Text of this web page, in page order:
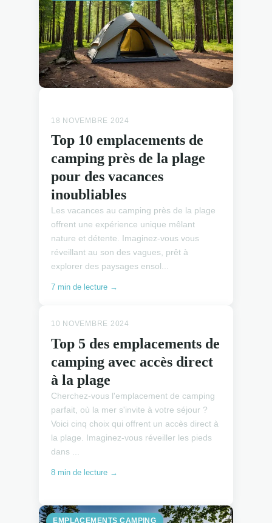
18 NOVEMBRE 2024
Top 10 emplacements de
camping près de la plage
pour des vacances
inoubliables
Les vacances au camping près de la plage
offrent une expérience unique mêlant
nature et détente. Imaginez-vous vous
réveillant au son des vagues, prêt à
explorer des paysages ensol...
7 min de lecture →
EMPLACEMENTS CAMPING
10 NOVEMBRE 2024
Top 5 des emplacements de
camping avec accès direct
à la plage
Cherchez-vous l'emplacement de camping
parfait, où la mer s'invite à votre séjour ?
Voici cinq choix qui offrent un accès direct à
la plage. Imaginez-vous réveiller les pieds
dans ...
8 min de lecture →
EMPLACEMENTS CAMPING